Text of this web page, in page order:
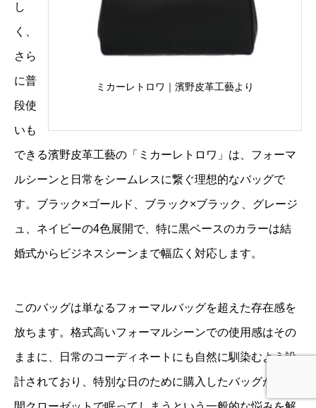
ミカーレトロワ｜濱野皮革工藝より
し
く、
さら
に普
段使
いも
できる濱野皮革工藝の「ミカーレトロワ」は、フォーマ
ルシーンと日常をシームレスに繋ぐ理想的なバッグで
す。ブラック×ゴールド、ブラック×ブラック、グレージ
ュ、ネイビーの4色展開で、特に黒ベースのカラーは結
婚式からビジネスシーンまで幅広く対応します。
このバッグは単なるフォーマルバッグを超えた存在感を
放ちます。格式高いフォーマルシーンでの使用感はその
ままに、日常のコーディネートにも自然に馴染むよう設
計されており、特別な日のために購入したバッグが長期